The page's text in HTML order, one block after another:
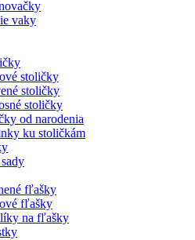
vaky
stoličky
stoličky
stoličky
od narodenia
ku stoličkám
fľašky
fľašky
na fľašky